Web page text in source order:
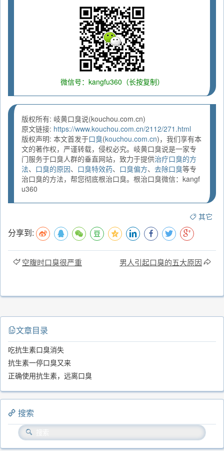
微信号：kangfu360（长按复制）
版权所有: 岐黄口臭说(kouchou.com.cn)
原文链接: https://www.kouchou.com.cn/2112/271.html
版权声明: 本文首发于口臭(kouchou.com.cn)，我们享有本
文的著作权，严谨转载，侵权必究。岐黄口臭说是一家专
门服务于口臭人群的垂直网站，致力于提供治疗口臭的方
法、 口臭的原因、 口臭特效药、 口臭偏方、 去除口臭等专
治口臭的方法，帮您彻底根治口臭。根治口臭微信：kangf
u360
其它
分享到:
空腹时口臭很严重 男人引起口臭的五大原因
文章目录
吃抗生素口臭消失
抗生素一停口臭又来
正确使用抗生素，远离口臭
搜索